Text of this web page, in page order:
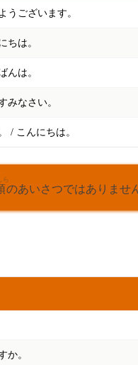
うございます。
ちは。
んは。
みなさい。
/ こんにちは。
ら
のあいさつではありませ
か。